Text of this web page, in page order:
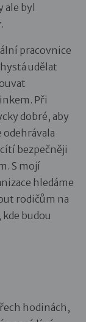
ale byl
pracovnice
udělat
Při
dobré, aby
odehrávala
bezpečněji
S mojí
hledáme
rodičům na
budou
hodinách,